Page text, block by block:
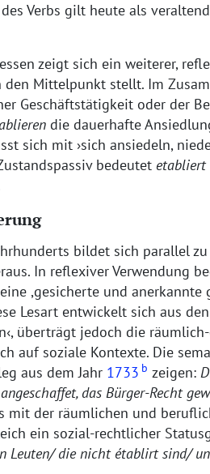
Verbs gilt heute als
zeigt sich ein weiterer,
Mittelpunkt stellt. Im
Geschäftstätigkeit oder der
die dauerhafte
sich mit sich ansiedeln,
bedeutet etabliert
bildet sich parallel
In reflexiver Verwendung
eine ,gesicherte und anerkannte
Lesart entwickelt sich aus
, überträgt jedoch die
auf soziale Kontexte. Die
aus dem Jahr 1733 b zeigen:
das Bürger-Recht
mit der räumlichen und
ein sozial-rechtlicher
Leuten/ die nicht établirt sind/